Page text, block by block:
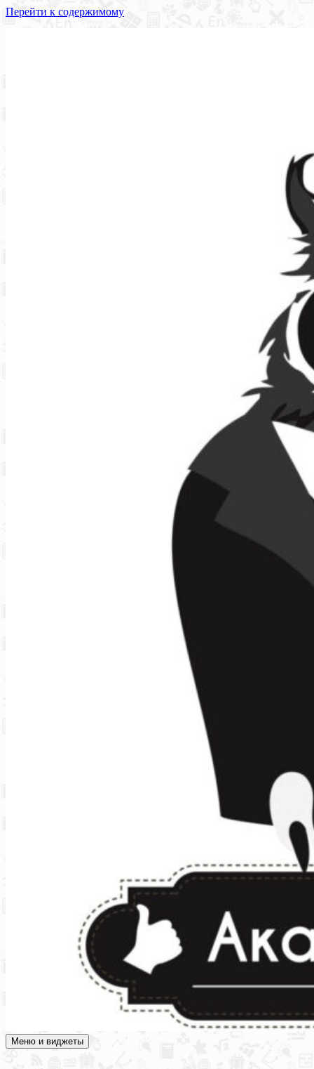
Перейти к содержимому
Академия СОВА
Подготовка к ЕГЭ, ОГЭ, ВПР, МЦКО, СтатГрад, КДР, ВОШ,
Меню и виджеты